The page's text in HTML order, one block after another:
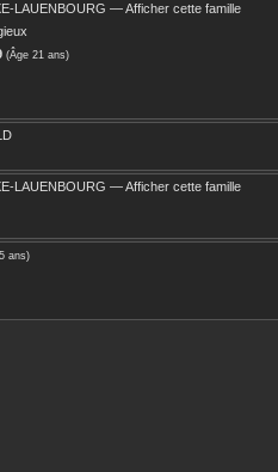
LAUENBOURG —Afficher cette famille
(Âge 21 ans)
LAUENBOURG —Afficher cette famille
ans)